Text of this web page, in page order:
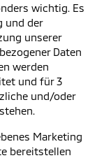
wichtig. Es
und der
unserer
Daten
werden
und für 3
und/oder
Marketing
bereitstellen